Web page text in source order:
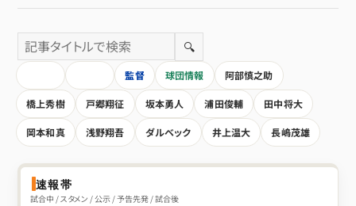
🔍
監督 球団情報 阿部慎之助
橋上秀樹 戸郷翔征 坂本勇人 浦田俊輔 田中将大
岡本和真 浅野翔吾 ダルベック 井上温大 長嶋茂雄
速報帯
試合中 / スタメン / 公示 / 予告先発 / 試合後